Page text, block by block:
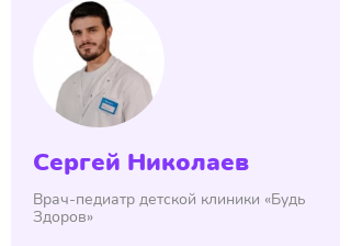
Сергей Николаев
Врач-педиатр детской клиники «Будь
Здоров»